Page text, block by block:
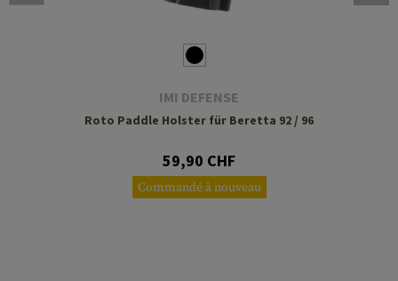
IMI DEFENSE
Roto Paddle Holster für Beretta 92 / 96
59,90 CHF
Commandé à nouveau